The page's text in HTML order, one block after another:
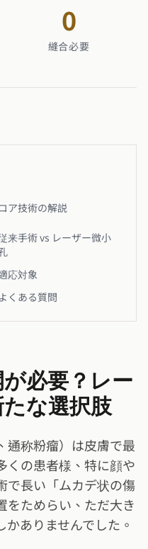
0
縫合必要
コア技術の解説
来手術 vs レーザー微小
応対象
くある質問
必要？レー
な選択肢
通称粉瘤）は皮膚で最
くの患者様、特に顔や
で長い「ムカデ状の傷
をためらい、ただ大き
ありませんでした。